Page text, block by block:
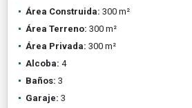
Área Construida: 300 m²
Área Terreno: 300 m²
Área Privada: 300 m²
Alcoba: 4
Baños: 3
Garaje: 3